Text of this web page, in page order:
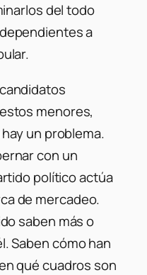
del todo
a
menores,
un problema.
con un
político actúa
de mercadeo.
saben más o
Saben cómo han
qué cuadros son